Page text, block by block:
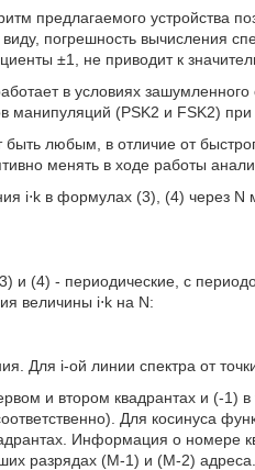
предлагаемого устройства
погрешность вычисления
±1, не приводит к
в условиях
манипуляций (PSK2 и FSK2)
любым, в отличие от
менять в ходе работы
i⋅k в формулах (3), (4) через
и (4) - периодические, с
величины i⋅k на N:
Для i-ой линии спектра от
и втором квадрантах и (-1) в
Для косинуса
Информация о номере
разрядах (М-1) и (М-2) адреса.